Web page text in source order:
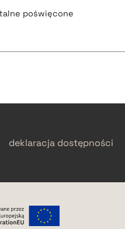
poświęcone
deklaracja dostępności